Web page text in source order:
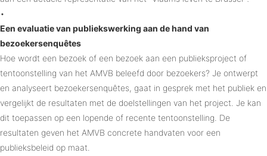
•
Een evaluatie van publiekswerking aan de hand van
bezoekersenquêtes
Hoe wordt een bezoek of een bezoek aan een publieksproject of
tentoonstelling van het AMVB beleefd door bezoekers? Je ontwerpt
en analyseert bezoekersenquêtes, gaat in gesprek met het publiek en
vergelijkt de resultaten met de doelstellingen van het project. Je kan
dit toepassen op een lopende of recente tentoonstelling. De
resultaten geven het AMVB concrete handvaten voor een
publieksbeleid op maat.